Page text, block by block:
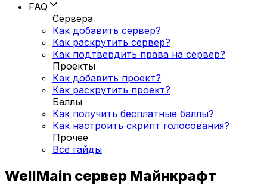
FAQ
Сервера
Как добавить сервер?
Как раскрутить сервер?
Как подтвердить права на сервер?
Проекты
Как добавить проект?
Как раскрутить проект?
Баллы
Как получить бесплатные баллы?
Как настроить скрипт голосования?
Прочее
Все гайды
WellMain сервер Майнкрафт